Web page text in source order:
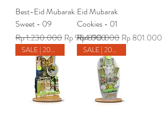
Best-Eid Mubarak
Sweet - 09
Harga Reguler
Rp 1.230.000 Harga Promosi
Rp 984.000
Eid Mubarak
Cookies - 01
Harga Reguler
Rp 890.000 Harga Promosi
Rp 801.000
SALE | 20% Off SALE | 20% Off